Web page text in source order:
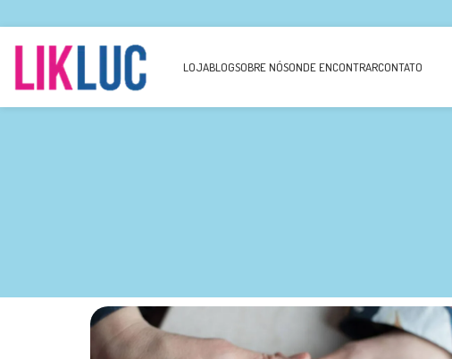
LOJABLOGSOBRE NÓSONDE ENCONTRARCONTATO